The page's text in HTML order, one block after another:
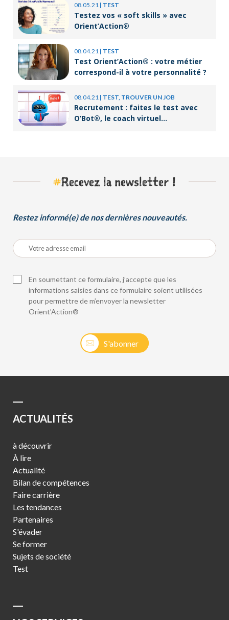
08.05.21 | TEST
Testez vos « soft skills » avec
Orient’Action®
08.04.21 | TEST
Test Orient’Action® : votre métier
correspond-il à votre personnalité ?
08.04.21 | TEST, TROUVER UN JOB
Recrutement : faites le test avec
O’Bot®, le coach virtuel
#Recevez la newsletter !
Restez informé(e) de nos dernières nouveautés.
S'abonner
En soumettant ce formulaire, j’accepte que les
informations saisies dans ce formulaire soient utilisées
pour permettre de m’envoyer la newsletter
Orient’Action®
ACTUALITÉS
à découvrir
À lire
Actualité
Bilan de compétences
Faire carrière
Les tendances
Partenaires
S'évader
Se former
Sujets de société
Test